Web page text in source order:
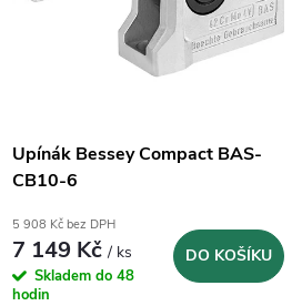
Upínák Bessey Compact BAS-
CB10-6
5 908 Kč bez DPH
7 149 Kč/ ks
Skladem do 48
hodin
DO KOŠÍKU